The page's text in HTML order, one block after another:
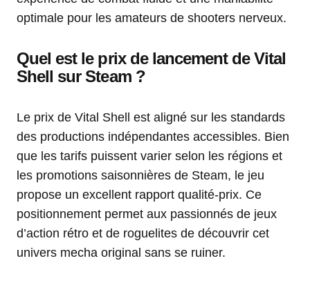
optimale pour les amateurs de shooters nerveux.
Quel est le prix de lancement de Vital
Shell sur Steam ?
Le prix de Vital Shell est aligné sur les standards
des productions indépendantes accessibles. Bien
que les tarifs puissent varier selon les régions et
les promotions saisonnières de Steam, le jeu
propose un excellent rapport qualité-prix. Ce
positionnement permet aux passionnés de jeux
d’action rétro et de roguelites de découvrir cet
univers mecha original sans se ruiner.